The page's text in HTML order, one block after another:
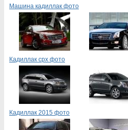
Машина кадиллак фото
Кадиллак срх фото
Кадиллак 2015 фото